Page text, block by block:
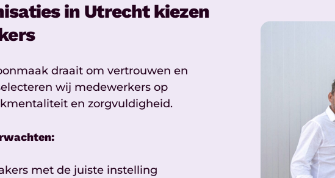
in Utrecht kiezen
draait om vertrouwen en
wij medewerkers op
en zorgvuldigheid.
met de juiste instelling